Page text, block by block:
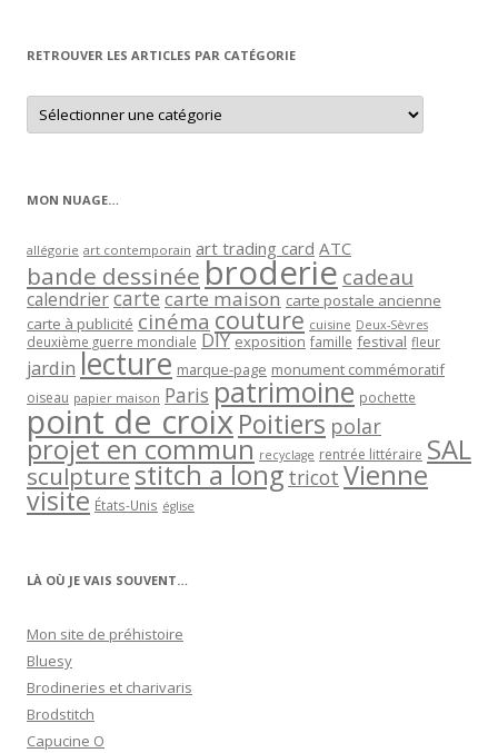
RETROUVER LES ARTICLES PAR CATÉGORIE
Retrouver
les
articles
MON NUAGE…
allégorie art contemporain art trading card ATC
bande dessinée broderie cadeau
calendriercartecarte maison carte postale ancienne
carte à publicité cinéma couture cuisine Deux-Sèvres
deuxième guerre mondiale DIY exposition famille festival fleur
jardin lecture marque-page monument commémoratif
oiseau papier maison Paris patrimoine pochette
point de croixPoitiers polar
projet en commun recyclage rentrée littéraire SAL
sculpturestitch a long tricot Vienne
visite États-Unis église
LÀ OÙ JE VAIS SOUVENT…
Mon site de préhistoire
Bluesy
Brodineries et charivaris
Brodstitch
Capucine O